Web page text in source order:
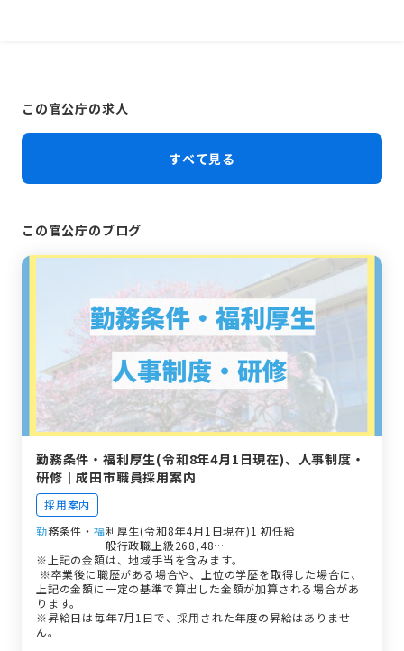
この官公庁の求人
すべて見る
この官公庁のブログ
勤務条件・福利厚生(令和8年4月1日現在)、人事制度・
研修｜成田市職員採用案内
採用案内
勤務条件・ 福利厚生(令和8年4月1日現在)1 初任給
一般行政職上級268,48…
※上記の金額は、地域手当を含みます。
※卒業後に職歴がある場合や、上位の学歴を取得した場合に、
上記の金額に一定の基準で算出した金額が加算される場合があ
ります。
※昇給日は毎年7月1日で、採用された年度の昇給はありませ
ん。